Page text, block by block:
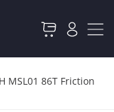
MSL01 86T Friction